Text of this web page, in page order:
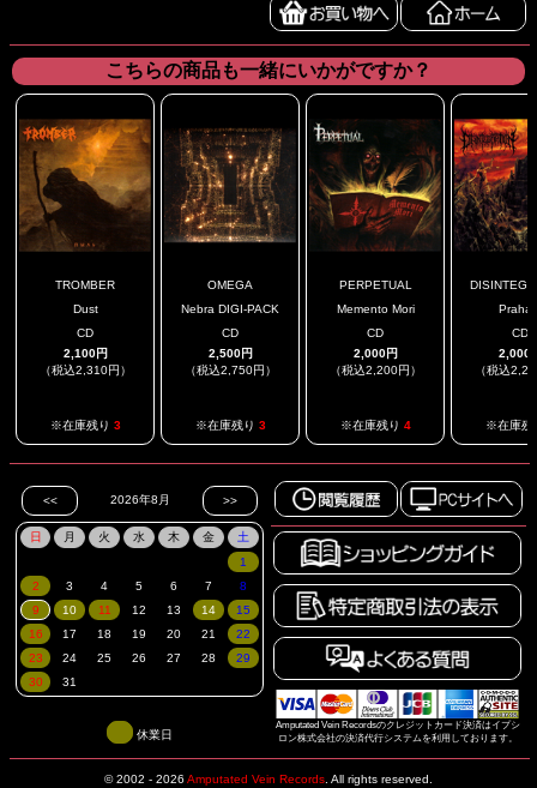
こちらの商品も一緒にいかがですか？
TROMBER
Dust
CD
2,100円
（税込2,310円）
※在庫残り 3
OMEGA
Nebra DIGI-PACK
CD
2,500円
（税込2,750円）
※在庫残り 3
PERPETUAL
Memento Mori
CD
2,000円
（税込2,200円）
※在庫残り 4
CD
2,000
（税込
※在庫残
Amputated Vein Recordsのクレジットカード決済はイプシ
ロン株式会社の決済代行システムを利用しております。
休業日
© 2002 - 2026 Amputated Vein Records All rights reserved.